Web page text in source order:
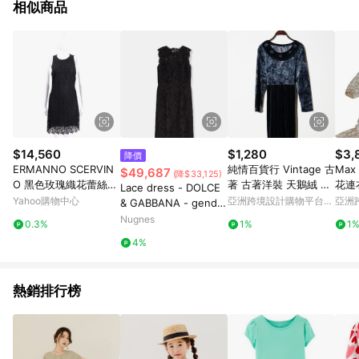
相似商品
$14,560
ERMANNO SCERVIN
O 黑色玫瑰織花蕾絲背
心洋裝
Yahoo購物中心
0.3%
降價
$49,687 (降$33,125)
Lace dress - DOLCE
& GABBANA - gender
_Woman
Nugnes
4%
$1,280
純情百貨行 Vintage 古
著 古著洋裝 天鵝絨 藍
玫瑰綁帶洋裝
亞洲跨境設計購物平台
1%
Max
花連
亞洲
1%
熱銷排行榜